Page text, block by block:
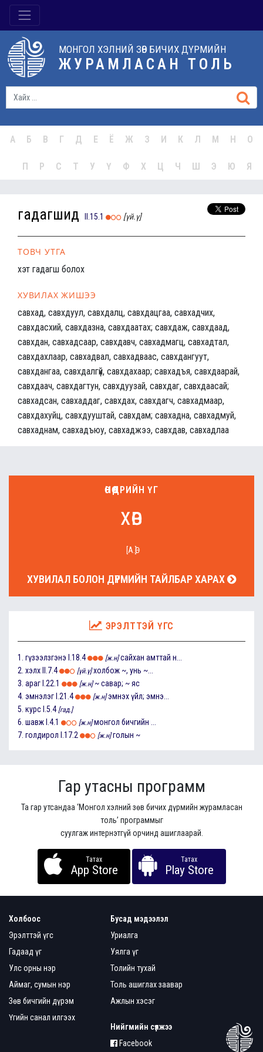
МОНГОЛ ХЭЛНИЙ ЗӨВ БИЧИХ ДҮРМИЙН
ЖУРАМЛАСАН ТОЛЬ
А Б В Г Д Е Ё Ж З И К Л М Н О
П Р С Т У Ү Ф Х Ц Ч Ш Э Ю Я
гадагшид II.15.1 [үй.ү]
ТОВЧ УТГА
хэт гадагш болох
ХУВИЛАХ ЖИШЭЭ
савхад, савхдуул, савхдалц, савхдацгаа, савхадчих,
савхдасхий, савхдазна, савхдаатах; савхдаж, савхдаад,
савхдан, савхадсаар, савхдавч, савхадмагц, савхадтал,
савхдахлаар, савхадвал, савхадваас, савхдангуут,
савхдангаа, савхдалгүй, савхдахаар; савхадъя, савхдаарай,
савхдаач, савхдагтун, савхдуузай, савхдаг, савхдаасай;
савхадсан, савхаддаг, савхдах, савхдагч, савхадмаар,
савхдахуйц, савхдууштай, савхдам; савхадна, савхадмуй,
савхаднам, савхадъюу, савхаджээ, савхдав, савхадлаа
ӨНӨӨДРИЙН ҮГ
хөв
[А.Ө]
ХУВИЛАЛ БОЛОН ДҮРМИЙН ТАЙЛБАР ХАРАХ
ЭРЭЛТТЭЙ ҮГС
1. гүзээлзгэнэ I.18.4 [ж.н] сайхан амттай н...
2. хэлх II.7.4 [үй.ү] холбож ~, унь ~...
3. араг I.22.1 [ж.н] ~ савар; ~ яс
4. эмнэлэг I.21.4 [ж.н] эмнэх үйл; эмнэ...
5. курс I.5.4 [гад.]
6. шавж I.4.1 [ж.н] монгол бичгийн ...
7. голдирол I.17.2 [ж.н] голын ~
Гар утасны программ
Та гар утсандаа ‘Монгол хэлний зөв бичих дүрмийн журамласан
толь’ программыг
суулгаж интернэтгүй орчинд ашиглаарай.
Татах
App Store
Татах
Play Store
Холбоос
Эрэлттэй үгс
Гадаад үг
Улс орны нэр
Аймаг, сумын нэр
Зөв бичгийн дүрэм
Үгийн санал илгээх
Бусад мэдээлэл
Уриалга
Уялга үг
Толийн тухай
Толь ашиглах заавар
Ажлын хэсэг
Нийгмийн сүлжээ
Facebook